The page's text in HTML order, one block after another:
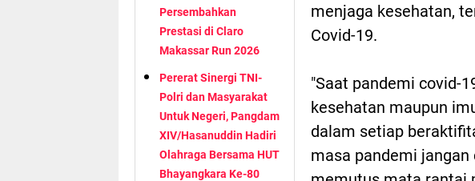
Persembahkan
Prestasi di Claro
Makassar Run 2026
Pererat Sinergi TNI-
Polri dan Masyarakat
Untuk Negeri, Pangdam
XIV/Hasanuddin Hadiri
Olahraga Bersama HUT
Bhayangkara Ke-80
menjaga kesehatan,
Covid-19.
"Saat pandemi covid-
kesehatan maupun
dalam setiap
masa pandemi